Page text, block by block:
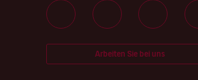
Arbeiten Sie bei uns